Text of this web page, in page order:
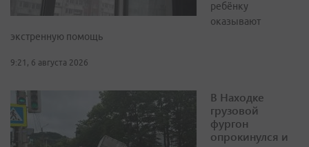
ребёнку
оказывают
экстренную помощь
9:21, 6 августа 2026
В Находке
грузовой
фургон
опрокинулся и